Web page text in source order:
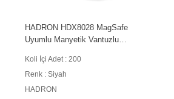
HADRON HDX8028 MagSafe
Uyumlu Manyetik Vantuzlu
Tutucu Metal Siyah
Koli İçi Adet : 200
Renk : Siyah
HADRON